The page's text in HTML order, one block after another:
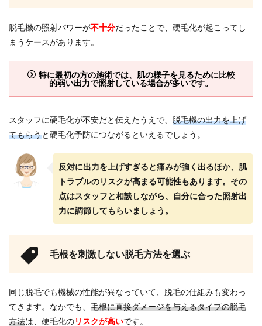
脱毛機の照射パワーが不十分だったことで、硬毛化が起こってし
まうケースがあります。
特に最初の方の施術では、肌の様子を見るために比較
的弱い出力で照射している場合が多いです。
スタッフに硬毛化が不安だと伝えたうえで、 脱毛機の出力を上げ
てもらうと硬毛化予防につながるといえるでしょう。
反対に出力を上げすぎると痛みが強く出るほか、肌
トラブルのリスクが高まる可能性もあります。その
点はスタッフと相談しながら、自分に合った照射出
力に調節してもらいましょう。
毛根を刺激しない脱毛方法を選ぶ
同じ脱毛でも機械の性能が異なっていて、脱毛の仕組みも変わっ
てきます。なかでも、 毛根に直接ダメージを与えるタイプの脱毛
方法は、硬毛化のリスクが高いです。